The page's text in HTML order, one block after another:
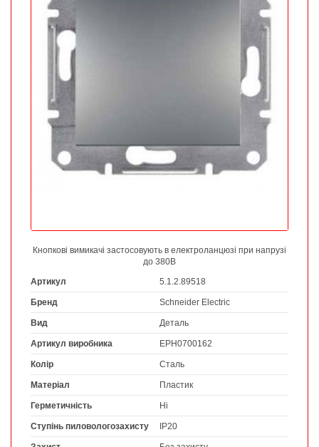
Кнопкові вимикачі застосовують в електроланцюзі при напрузі
до 380В
Артикул
5.1.2.89518
Бренд Schneider Electric
Вид Деталь
Артикул виробника EPH0700162
Колір Сталь
Матеріал Пластик
Герметичність Ні
Ступінь пиловологозахисту IP20